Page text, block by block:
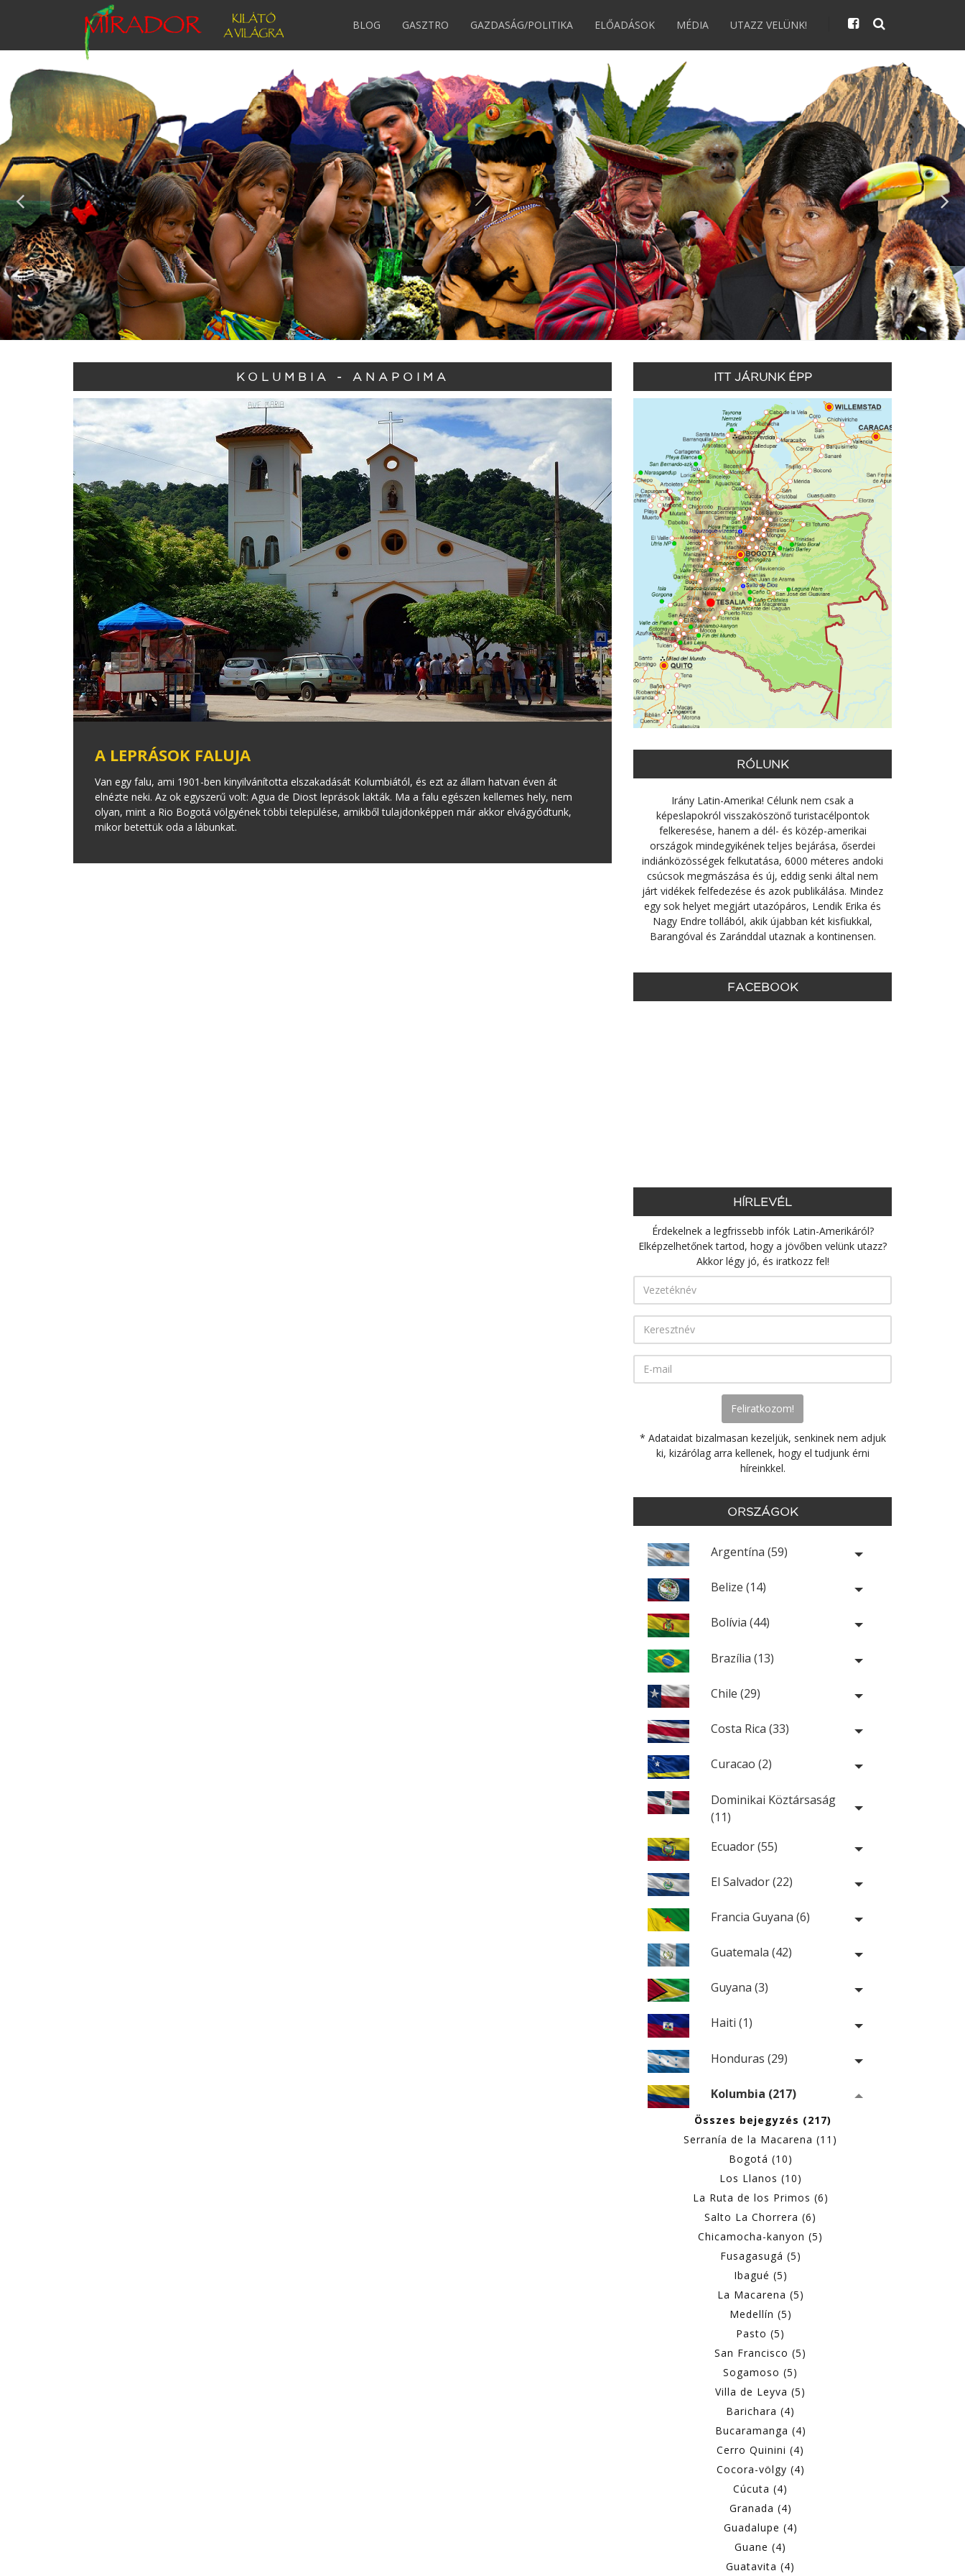
BLOG GASZTRO GAZDASÁG/POLITIKA ELŐADÁSOK MÉDIA UTAZZ VELÜNK!
KOLUMBIA - ANAPOIMA
A LEPRÁSOK FALUJA
Van egy falu, ami 1901-ben kinyilvánította elszakadását Kolumbiától, és ezt az állam hatvan éven át
elnézte neki. Az ok egyszerű volt: Agua de Diost leprások lakták. Ma a falu egészen kellemes hely, nem
olyan, mint a Rio Bogotá völgyének többi települése, amikből tulajdonképpen már akkor elvágyódtunk,
mikor betettük oda a lábunkat.
ITT JÁRUNK ÉPP
RÓLUNK
Irány Latin-Amerika! Célunk nem csak a
képeslapokról visszaköszönő turistacélpontok
felkeresése, hanem a dél- és közép-amerikai
országok mindegyikének teljes bejárása, őserdei
indiánközösségek felkutatása, 6000 méteres andoki
csúcsok megmászása és új, eddig senki által nem
járt vidékek felfedezése és azok publikálása. Mindez
egy sok helyet megjárt utazópáros, Lendik Erika és
Nagy Endre tollából, akik újabban két kisfiukkal,
Barangóval és Zaránddal utaznak a kontinensen.
FACEBOOK
HÍRLEVÉL
Érdekelnek a legfrissebb infók Latin-Amerikáról?
Elképzelhetőnek tartod, hogy a jövőben velünk utazz?
Akkor légy jó, és iratkozz fel!
* Adataidat bizalmasan kezeljük, senkinek nem adjuk
ki, kizárólag arra kellenek, hogy el tudjunk érni
híreinkkel.
ORSZÁGOK
Argentína (59)
Belize (14)
Bolívia (44)
Brazília (13)
Chile (29)
Costa Rica (33)
Curacao (2)
Dominikai Köztársaság
(11)
Ecuador (55)
El Salvador (22)
Francia Guyana (6)
Guatemala (42)
Guyana (3)
Haiti (1)
Honduras (29)
Kolumbia (217)
Összes bejegyzés (217)
Serranía de la Macarena (11)
Bogotá (10)
Los Llanos (10)
La Ruta de los Primos (6)
Salto La Chorrera (6)
Chicamocha-kanyon (5)
Fusagasugá (5)
Ibagué (5)
La Macarena (5)
Medellín (5)
Pasto (5)
San Francisco (5)
Sogamoso (5)
Villa de Leyva (5)
Barichara (4)
Bucaramanga (4)
Cerro Quinini (4)
Cocora-völgy (4)
Cúcuta (4)
Granada (4)
Guadalupe (4)
Guane (4)
Guatavita (4)